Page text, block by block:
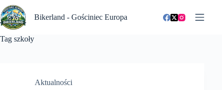
Przejdź
do
treści
Bikerland - Gościniec Europa
Tag szkoły
Aktualności